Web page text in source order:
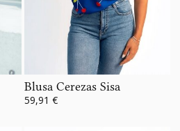
Blusa Cerezas Sisa
59,91 €